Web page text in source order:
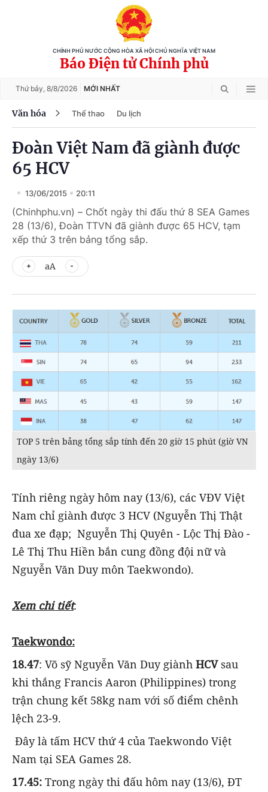
CHÍNH PHỦ NƯỚC CỘNG HÒA XÃ HỘI CHỦ NGHĨA VIỆT NAM
Báo Điện tử Chính phủ
Thứ bảy, 8/8/2026 MỚI NHẤT
Văn hóa Thể thao Du lịch
Đoàn Việt Nam đã giành được
65 HCV
13/06/2015 20:11
(Chinhphu.vn) – Chốt ngày thi đấu thứ 8 SEA Games
28 (13/6), Đoàn TTVN đã giành được 65 HCV, tạm
xếp thứ 3 trên bảng tổng sắp.
aA
TOP 5 trên bảng tổng sắp tính đến 20 giờ 15 phút (giờ VN
ngày 13/6)
Tính riêng ngày hôm nay (13/6), các VĐV Việt
Nam chỉ giành được 3 HCV (Nguyễn Thị Thật
đua xe đạp; Nguyễn Thị Quyên - Lộc Thị Đào -
Lê Thị Thu Hiền bắn cung đồng đội nữ và
Nguyễn Văn Duy môn Taekwondo).
Xem chi tiết:
Taekwondo:
18.47: Võ sỹ Nguyễn Văn Duy giành HCVsau
khi thắng Francis Aaron (Philippines) trong
trận chung kết 58kg nam với số điểm chênh
lệch 23-9.
Đây là tấm HCV thứ 4 của Taekwondo Việt
Nam tại SEA Games 28.
17.45: Trong ngày thi đấu hôm nay (13/6), ĐT